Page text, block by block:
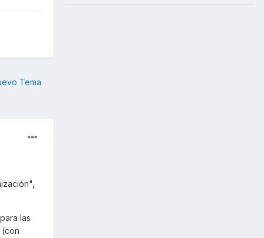
Tema
las